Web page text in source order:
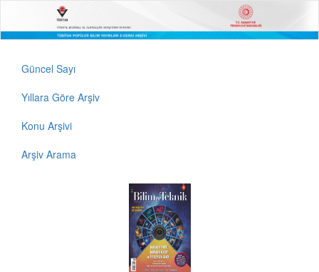
Güncel Sayı
Yıllara Göre Arşiv
Konu Arşivi
Arşiv Arama